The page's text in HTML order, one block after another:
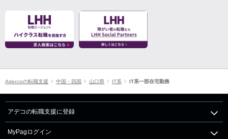
Adeccoの転職支援 中国・四国 山口県 IT系 IT系一部在宅勤務
アデコの転職支援に登録
MyPagログイン